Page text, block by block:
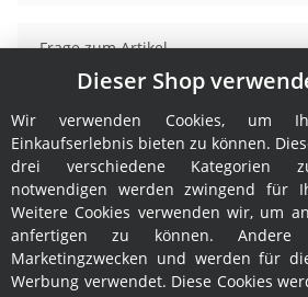
Frage zum Artikel
Benachrichtigen, wenn verfügbar
Dieser Shop
Wir verwenden Cookies, um
Einkaufserlebnis bieten zu können.
drei verschiedene Kategorien
notwendigen werden zwingend für
Weitere Cookies verwenden wir, um
anfertigen zu können.
Marketingzwecken und werden für
Werbung verwendet. Diese Cookies